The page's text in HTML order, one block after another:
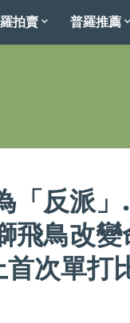
拍賣 普羅推薦
「反派
飛鳥改變
首次單打